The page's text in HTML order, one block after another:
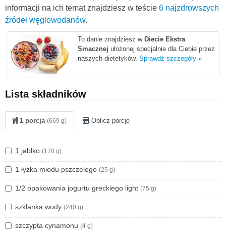
informacji na ich temat znajdziesz w teście 6 najzdrowszych
źródeł węglowodanów.
To danie znajdziesz w Diecie Ekstra
Smacznej ułożonej specjalnie dla Ciebie przez
naszych dietetyków. Sprawdź szczegóły »
Lista składników
1 porcja (669 g) Oblicz porcję
1 jabłko (170 g)
1 łyżka miodu pszczelego (25 g)
1/2 opakowania jogurtu greckiego light (75 g)
szklanka wody (240 g)
szczypta cynamonu (4 g)